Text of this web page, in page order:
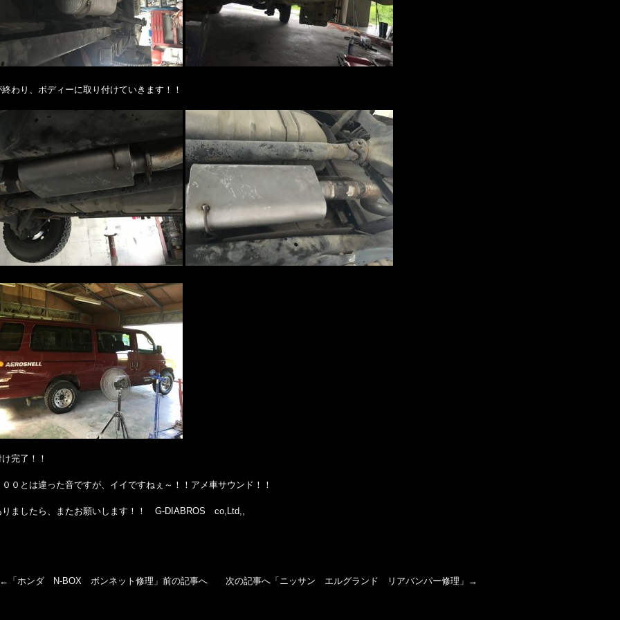
わり、ボディーに取り付けていきます！！
完了！！
００とは違った音ですが、イイですねぇ～！！アメ車サウンド！！
りましたら、またお願いします！！ G-DIABROS co,Ltd,,
「 ホンダ N-BOX ボンネット修理 」前の記事へ 次の記事へ「 ニッサン エルグランド リアバンパー修理 」→